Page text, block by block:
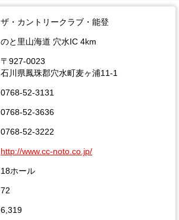
ザ・カントリークラブ・能登
のと里山海道 穴水IC 4km
〒927-0023
石川県鳳珠郡穴水町麦ヶ浦11-1
0768-52-3131
0768-52-3636
0768-52-3222
http://www.cc-noto.co.jp/
18ホール
72
6,319